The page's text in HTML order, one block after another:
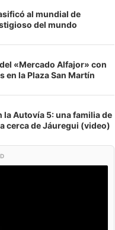
al mundial de
del mundo
«Mercado Alfajor» con
en la Plaza San Martín
la Autovía 5: una familia de
cerca de Jáuregui (video)